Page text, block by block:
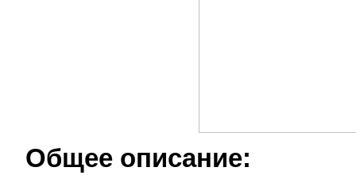
Общее описание: